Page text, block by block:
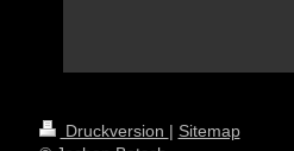
Druckversion | Sitemap